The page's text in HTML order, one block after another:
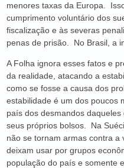
menores taxas da Europa.
cumprimento voluntário dos
fiscalização e às severas
penas de prisão. No Brasil, a
A Folha ignora esses fatos e
da realidade, atacando a
como se fosse a causa dos
estabilidade é um dos poucos
país dos desmandos
seus próprios bolsos. Na
não se tornam armas contra a
deixam usar por grupos
população do país e somente